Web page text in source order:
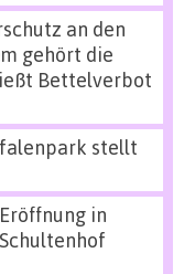
an den
gehört die
Bettelverbot
stellt
Eröffnung in